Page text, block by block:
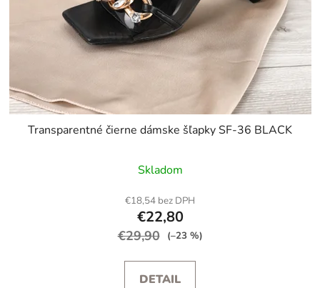
Transparentné čierne dámske šľapky SF-36 BLACK
Skladom
€18,54 bez DPH
€22,80
€29,90 (–23 %)
DETAIL